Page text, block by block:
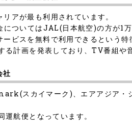
アが最も利用されています。
ついてはJAL(日本航空)の方が1
スを無料で利用できるという特
画を発表しており、TV番組や
社
スカイマーク)、エアアジア
航便となっています。